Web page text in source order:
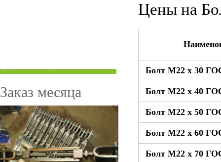
Цены на
Болт М22 x 30
Болт М22 x 40
Болт М22 x 50
Болт М22 x 60
Болт М22 x 70
Заказ месяца